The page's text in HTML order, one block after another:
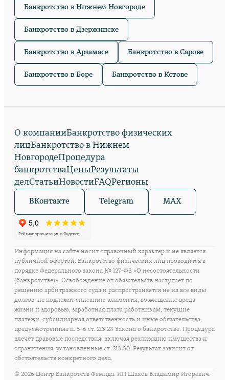
Банкротство в Нижнем Новгороде
Банкротство в Дзержинске
Банкротство в Арзамасе Банкротство в Сарове
Банкротство в Боре Банкротство в Кстове
О компанииБанкротство физических
лицБанкротство в Нижнем
НовгородеПроцедура
банкротстваЦеныРезультаты
делСтатьиНовостиFAQРегионы
ВКонтакте Telegram MAX
Информация на сайте носит справочный характер и не является
публичной офертой. Банкротство физических лиц проводится в
порядке Федерального закона № 127-ФЗ «О несостоятельности
(банкротстве)». Освобождение от обязательств наступает по
решению арбитражного суда и распространяется не на все виды
долгов: не подлежат списанию алименты, возмещение вреда
жизни и здоровью, заработная плата работникам, текущие
платежи, субсидиарная ответственность и иные обязательства,
предусмотренные п. 5–6 ст. 213.28 Закона о банкротстве. Процедура
влечёт правовые последствия, включая реализацию имущества и
ограничения, установленные ст. 213.30. Результат зависит от
обстоятельств конкретного дела.
© 2026 Центр Банкротств Фемида. ИП Шахов Владимир Игоревич.